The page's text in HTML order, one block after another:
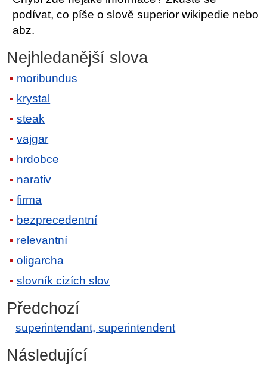
podívat, co píše o slově superior wikipedie nebo
abz.
Nejhledanější slova
moribundus
krystal
steak
vajgar
hrdobce
narativ
firma
bezprecedentní
relevantní
oligarcha
slovník cizích slov
Předchozí
superintendant, superintendent
Následující